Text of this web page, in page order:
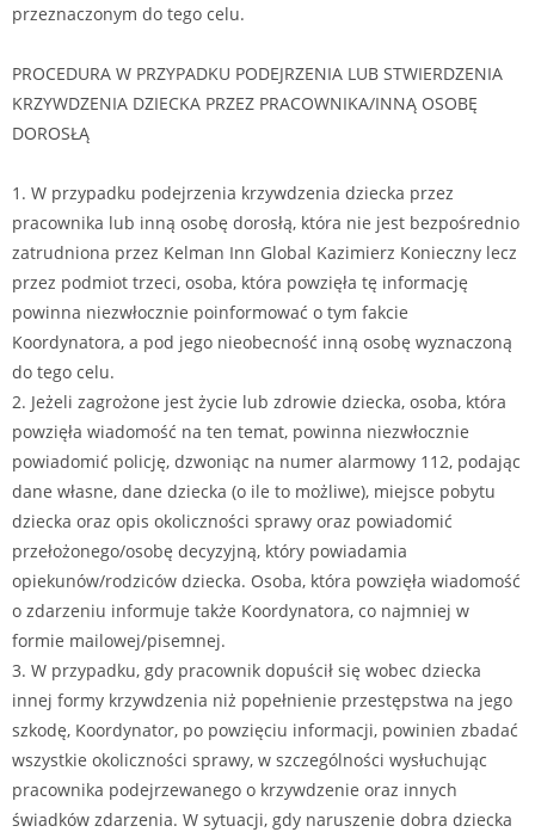
przeznaczonym do tego celu.
PROCEDURA W PRZYPADKU PODEJRZENIA LUB STWIERDZENIA
KRZYWDZENIA DZIECKA PRZEZ PRACOWNIKA/INNĄ OSOBĘ
DOROSŁĄ
1. W przypadku podejrzenia krzywdzenia dziecka przez
pracownika lub inną osobę dorosłą, która nie jest bezpośrednio
zatrudniona przez Kelman Inn Global Kazimierz Konieczny lecz
przez podmiot trzeci, osoba, która powzięła tę informację
powinna niezwłocznie poinformować o tym fakcie
Koordynatora, a pod jego nieobecność inną osobę wyznaczoną
do tego celu.
2. Jeżeli zagrożone jest życie lub zdrowie dziecka, osoba, która
powzięła wiadomość na ten temat, powinna niezwłocznie
powiadomić policję, dzwoniąc na numer alarmowy 112, podając
dane własne, dane dziecka (o ile to możliwe), miejsce pobytu
dziecka oraz opis okoliczności sprawy oraz powiadomić
przełożonego/osobę decyzyjną, który powiadamia
opiekunów/rodziców dziecka. Osoba, która powzięła wiadomość
o zdarzeniu informuje także Koordynatora, co najmniej w
formie mailowej/pisemnej.
3. W przypadku, gdy pracownik dopuścił się wobec dziecka
innej formy krzywdzenia niż popełnienie przestępstwa na jego
szkodę, Koordynator, po powzięciu informacji, powinien zbadać
wszystkie okoliczności sprawy, w szczególności wysłuchując
pracownika podejrzewanego o krzywdzenie oraz innych
świadków zdarzenia. W sytuacji, gdy naruszenie dobra dziecka